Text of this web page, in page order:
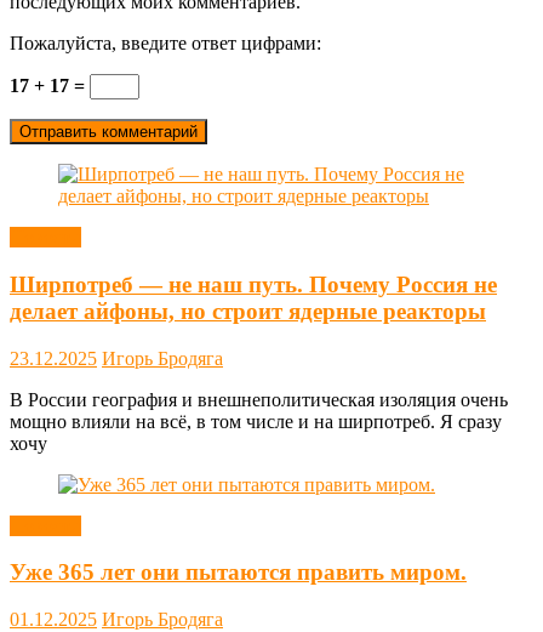
Пожалуйста, введите ответ цифрами:
17 + 17 =
Ширпотреб — не наш путь. Почему Россия не
делает айфоны, но строит ядерные реакторы
23.12.2025 Игорь Бродяга
В России география и внешнеполитическая изоляция очень
мощно влияли на всё, в том числе и на ширпотреб. Я сразу
хочу
Уже 365 лет они пытаются править миром.
01.12.2025 Игорь Бродяга